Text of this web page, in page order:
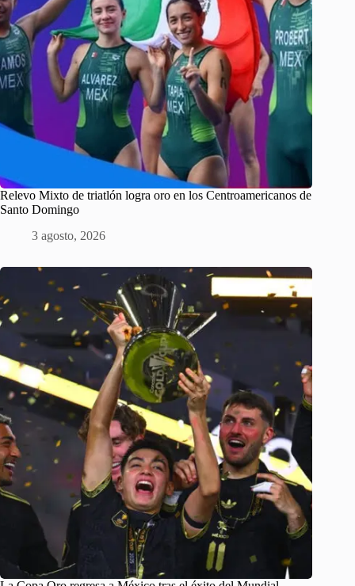
Relevo Mixto de triatlón logra oro en los Centroamericanos de
Santo Domingo
3 agosto, 2026